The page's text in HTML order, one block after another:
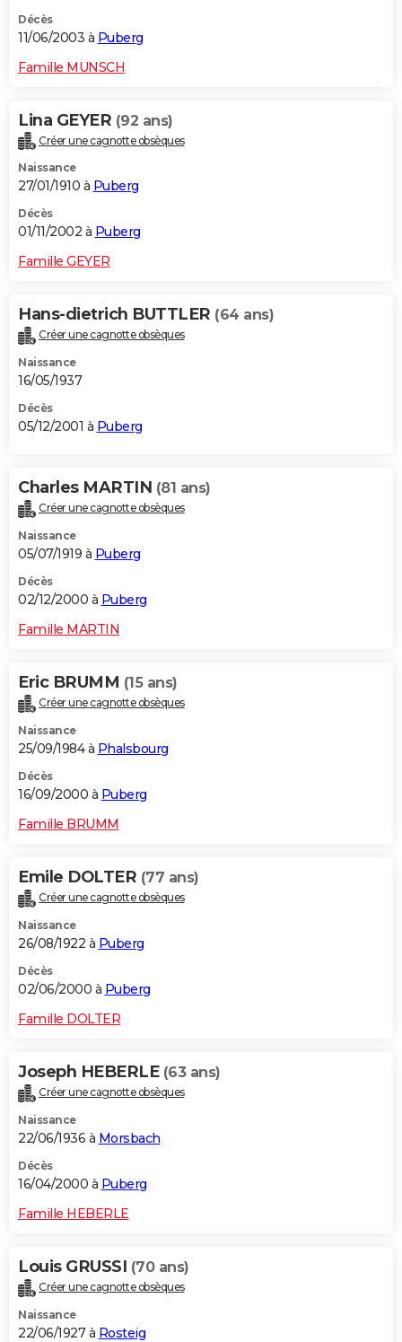
Décès
11/06/2003 à Puberg
Famille MUNSCH
Lina GEYER (92 ans)
Créer une cagnotte obsèques
Naissance
27/01/1910 à Puberg
Décès
01/11/2002 à Puberg
Famille GEYER
Hans-dietrich BUTTLER (64 ans)
Créer une cagnotte obsèques
Naissance
16/05/1937
Décès
05/12/2001 à Puberg
Charles MARTIN (81 ans)
Créer une cagnotte obsèques
Naissance
05/07/1919 à Puberg
Décès
02/12/2000 à Puberg
Famille MARTIN
Eric BRUMM (15 ans)
Créer une cagnotte obsèques
Naissance
25/09/1984 à Phalsbourg
Décès
16/09/2000 à Puberg
Famille BRUMM
Emile DOLTER (77 ans)
Créer une cagnotte obsèques
Naissance
26/08/1922 à Puberg
Décès
02/06/2000 à Puberg
Famille DOLTER
Joseph HEBERLE (63 ans)
Créer une cagnotte obsèques
Naissance
22/06/1936 à Morsbach
Décès
16/04/2000 à Puberg
Famille HEBERLE
Louis GRUSSI (70 ans)
Créer une cagnotte obsèques
Naissance
22/06/1927 à Rosteig